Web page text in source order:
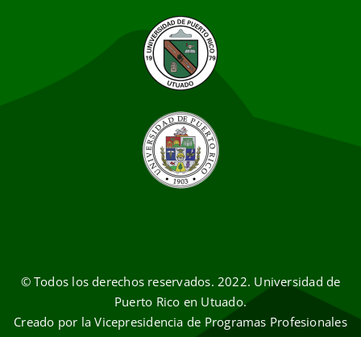
© Todos los derechos reservados. 2022. Universidad de
Puerto Rico en Utuado.
Creado por la Vicepresidencia de Programas Profesionales